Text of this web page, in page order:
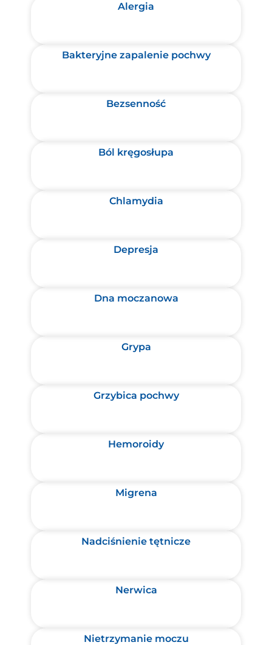
Alergia
Bakteryjne zapalenie pochwy
Bezsenność
Ból kręgosłupa
Chlamydia
Depresja
Dna moczanowa
Grypa
Grzybica pochwy
Hemoroidy
Migrena
Nadciśnienie tętnicze
Nerwica
Nietrzymanie moczu